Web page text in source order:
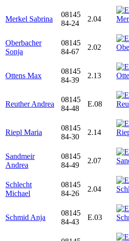
Merkel Sabrina
08145
84-24
2.04
Oberbacher
Sonja
08145
84-67
2.02
Ottens Max
08145
84-39
2.13
Reuther Andrea
08145
84-48
E.08
Riepl Maria
08145
84-30
2.14
Sandmeir
Andrea
08145
84-49
2.07
Schlecht
Michael
08145
84-26
2.04
Schmid Anja
08145
84-43
E.03